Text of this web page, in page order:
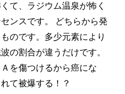
て、ラジウム温泉が怖く
ンスです。 どちらから発
のです。多少元素により
の割合が違うだけです。
Ａを傷つけるから癌にな
て被爆する！？